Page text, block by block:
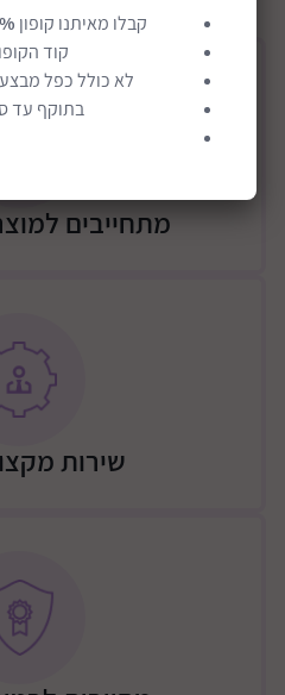
מתחייבים
שירות
קבלו מאיתנו קופון
קוד
לא כולל כפל
בתוקף עד